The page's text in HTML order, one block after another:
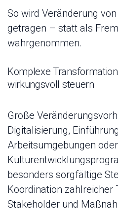
So wird Veränderung
getragen – statt als
wahrgenommen.
Komplexe
wirkungsvoll steuern
Große
Digitalisierung,
Arbeitsumgebungen
besonders sorgfältige
Koordination zahlreicher
Stakeholder und